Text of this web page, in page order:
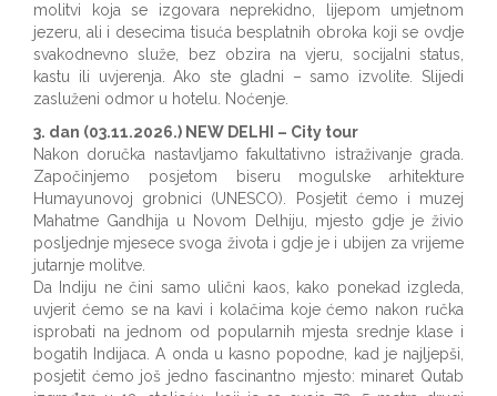
molitvi koja se izgovara neprekidno, lijepom umjetnom
jezeru, ali i desecima tisuća besplatnih obroka koji se ovdje
svakodnevno služe, bez obzira na vjeru, socijalni status,
kastu ili uvjerenja. Ako ste gladni – samo izvolite. Slijedi
zasluženi odmor u hotelu. Noćenje.
3. dan (03.11.2026.) NEW DELHI – City tour
Nakon doručka nastavljamo fakultativno istraživanje grada.
Započinjemo posjetom biseru mogulske arhitekture
Humayunovoj grobnici (UNESCO). Posjetit ćemo i muzej
Mahatme Gandhija u Novom Delhiju, mjesto gdje je živio
posljednje mjesece svoga života i gdje je i ubijen za vrijeme
jutarnje molitve.
Da Indiju ne čini samo ulični kaos, kako ponekad izgleda,
uvjerit ćemo se na kavi i kolačima koje ćemo nakon ručka
isprobati na jednom od popularnih mjesta srednje klase i
bogatih Indijaca. A onda u kasno popodne, kad je najljepši,
posjetit ćemo još jedno fascinantno mjesto: minaret Qutab